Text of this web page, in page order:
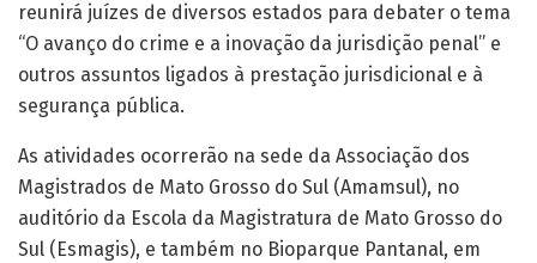
reunirá juízes de diversos estados para debater o tema
“O avanço do crime e a inovação da jurisdição penal” e
outros assuntos ligados à prestação jurisdicional e à
segurança pública.
As atividades ocorrerão na sede da Associação dos
Magistrados de Mato Grosso do Sul (Amamsul), no
auditório da Escola da Magistratura de Mato Grosso do
Sul (Esmagis), e também no Bioparque Pantanal, em